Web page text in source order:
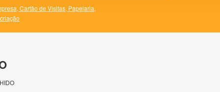
Cartão de Visitas, Papelaria,